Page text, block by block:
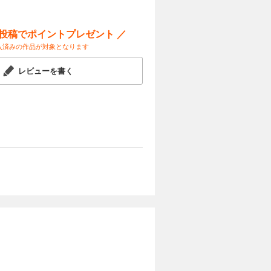
稿でポイントプレゼント ／
済みの作品が対象となります
レビューを書く